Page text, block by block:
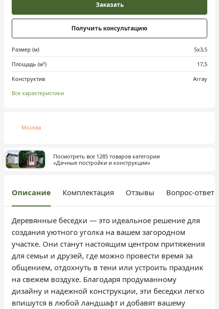
Заказать
Получить консультацию
Размер (м)
5х3,5
Площадь (м²)
17,5
Конструктив
Array
Все характеристики
Москва
Посмотреть все 1285 товаров категории
«Дачные постройки и конструкции»
Описание Комплектация Отзывы Вопрос-ответ
Деревянные беседки — это идеальное решение для
создания уютного уголка на вашем загородном
участке. Они станут настоящим центром притяжения
для семьи и друзей, где можно провести время за
общением, отдохнуть в тени или устроить праздник
на свежем воздухе. Благодаря продуманному
дизайну и надежной конструкции, эти беседки легко
впишутся в любой ландшафт и добавят вашему